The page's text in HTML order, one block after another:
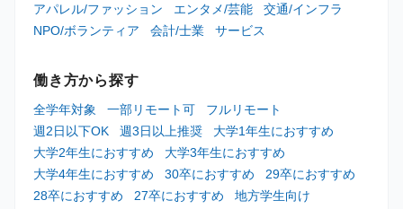
アパレル/ファッション
エンタメ/芸能
交通/インフラ
NPO/ボランティア
会計/士業 サービス
働き方から探す
全学年対象 一部リモート可
フルリモート
週2日以下OK
週3日以上推奨
大学1年生におすすめ
大学2年生におすすめ
大学3年生におすすめ
大学4年生におすすめ
30卒におすすめ
29卒におすすめ
28卒におすすめ
27卒におすすめ
地方学生向け